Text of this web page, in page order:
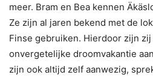
meer. Bram en Bea kennen
Ze zijn al jaren bekend met de
Finse gebruiken. Hierdoor zijn
onvergetelijke droomvakantie
zijn ook altijd zelf aanwezig,